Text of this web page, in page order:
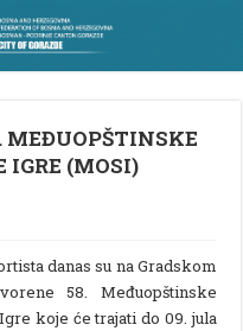
MEĐUOPŠTINSKE
IGRE (MOSI)
danas su na Gradskom
58. Međuopštinske
koje će trajati do 09. jula